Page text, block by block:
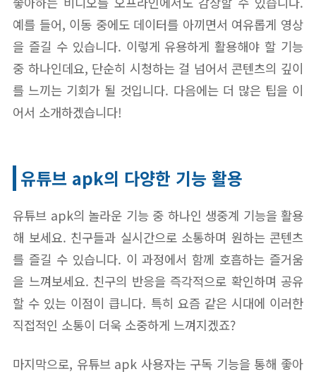
예를 들어, 이동 중에도 데이터를 아끼면서 여유롭게 영상
을 즐길 수 있습니다. 이렇게 유용하게 활용해야 할 기능
중 하나인데요, 단순히 시청하는 걸 넘어서 콘텐츠의 깊이
를 느끼는 기회가 될 것입니다. 다음에는 더 많은 팁을 이
어서 소개하겠습니다!
유튜브 apk의 다양한 기능 활용
유튜브 apk의 놀라운 기능 중 하나인 생중계 기능을 활용
해 보세요. 친구들과 실시간으로 소통하며 원하는 콘텐츠
를 즐길 수 있습니다. 이 과정에서 함께 호흡하는 즐거움
을 느껴보세요. 친구의 반응을 즉각적으로 확인하며 공유
할 수 있는 이점이 큽니다. 특히 요즘 같은 시대에 이러한
직접적인 소통이 더욱 소중하게 느껴지겠죠?
마지막으로, 유튜브 apk 사용자는 구독 기능을 통해 좋아